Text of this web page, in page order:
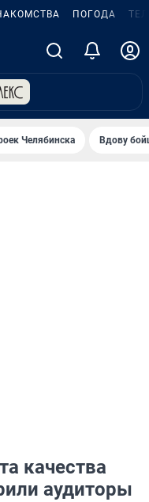
ПОГОДА
Челябинска Вдову
качества
аудиторы